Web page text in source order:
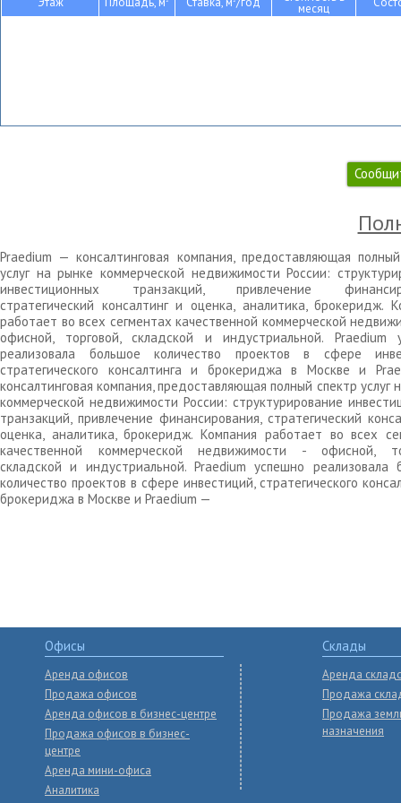
месяц
Praedium — консалтинговая компания, предоставляющая
услуг на рынке коммерческой недвижимости России:
инвестиционных транзакций, привлечение
стратегический консалтинг и оценка, аналитика, брокеридж.
работает во всех сегментах качественной коммерческой
офисной, торговой, складской и индустриальной. Praedium
реализовала большое количество проектов в сфере
стратегического консалтинга и брокериджа в Москве и
консалтинговая компания, предоставляющая полный спектр услуг
коммерческой недвижимости России: структурирование
транзакций, привлечение финансирования, стратегический
оценка, аналитика, брокеридж. Компания работает во всех
качественной коммерческой недвижимости - офисной,
складской и индустриальной. Praedium успешно реализовала
количество проектов в сфере инвестиций, стратегического
брокериджа в Москве и Praedium —
Офисы
Аренда офисов
Продажа офисов
Аренда офисов в бизнес-центре
Продажа офисов в бизнес-
центре
Аренда мини-офиса
Аналитика
Склады
Аренда
Продажа
Продажа
назначения